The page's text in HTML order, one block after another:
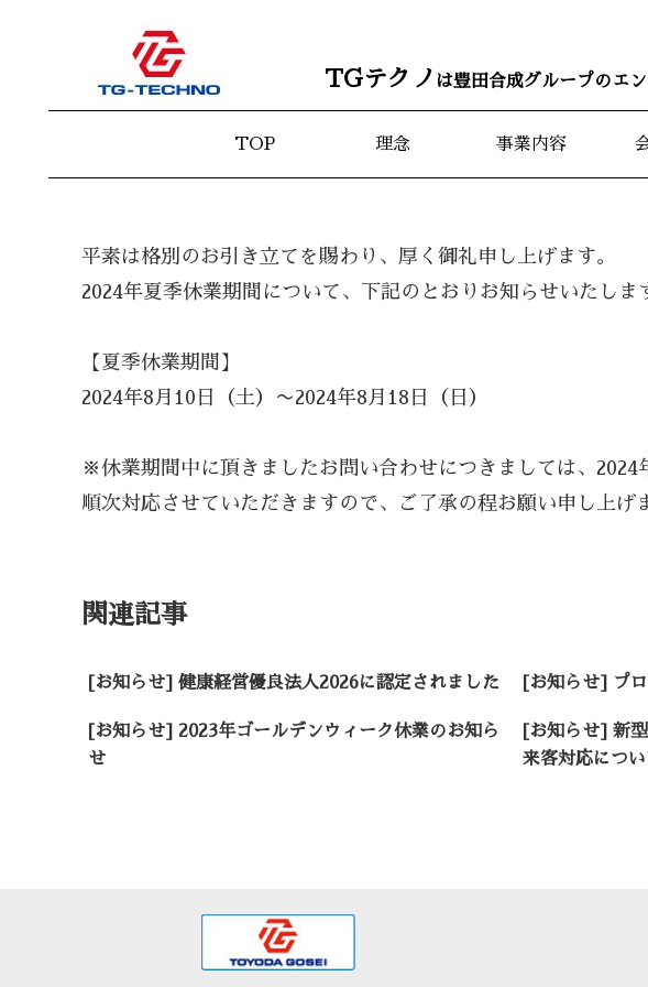
TGテクノ は豊田合成グループのエ
TOP 理念 事業内容
平素は格別のお引き立てを賜わり、厚く御礼申し上げます。
2024年夏季休業期間について、下記のとおりお知らせいたしま
【夏季休業期間】
2024年8月10日（土）〜2024年8月18日（日）
※休業期間中に頂きましたお問い合わせにつきましては、2024
順次対応させていただきますので、ご了承の程お願い申し上げ
関連記事
[お知らせ] 健康経営優良法人2026に認定されました [お知らせ] プ
[お知らせ] 2023年ゴールデンウィーク休業のお知ら
せ
[お知らせ] 新
来客対応につい